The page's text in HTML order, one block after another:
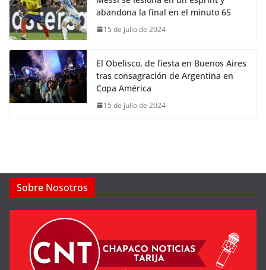
abandona la final en el minuto 65
15 de julio de 2024
El Obelisco, de fiesta en Buenos Aires
tras consagración de Argentina en
Copa América
15 de julio de 2024
Sobre Nosotros